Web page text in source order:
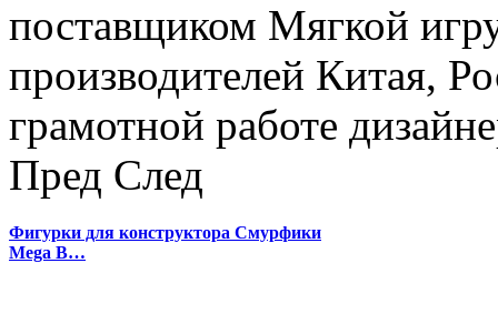
поставщиком Мягкой
производителей Китая,
грамотной работе
Пред След
Фигурки для конструктора Смурфики
Mega B…